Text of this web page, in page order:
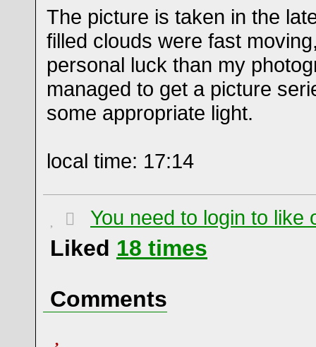
The picture is taken in the
filled clouds were fast
personal luck than my
managed to get a picture
some appropriate light.
local time: 17:14
You need to login to like
Liked 18 times
Comments